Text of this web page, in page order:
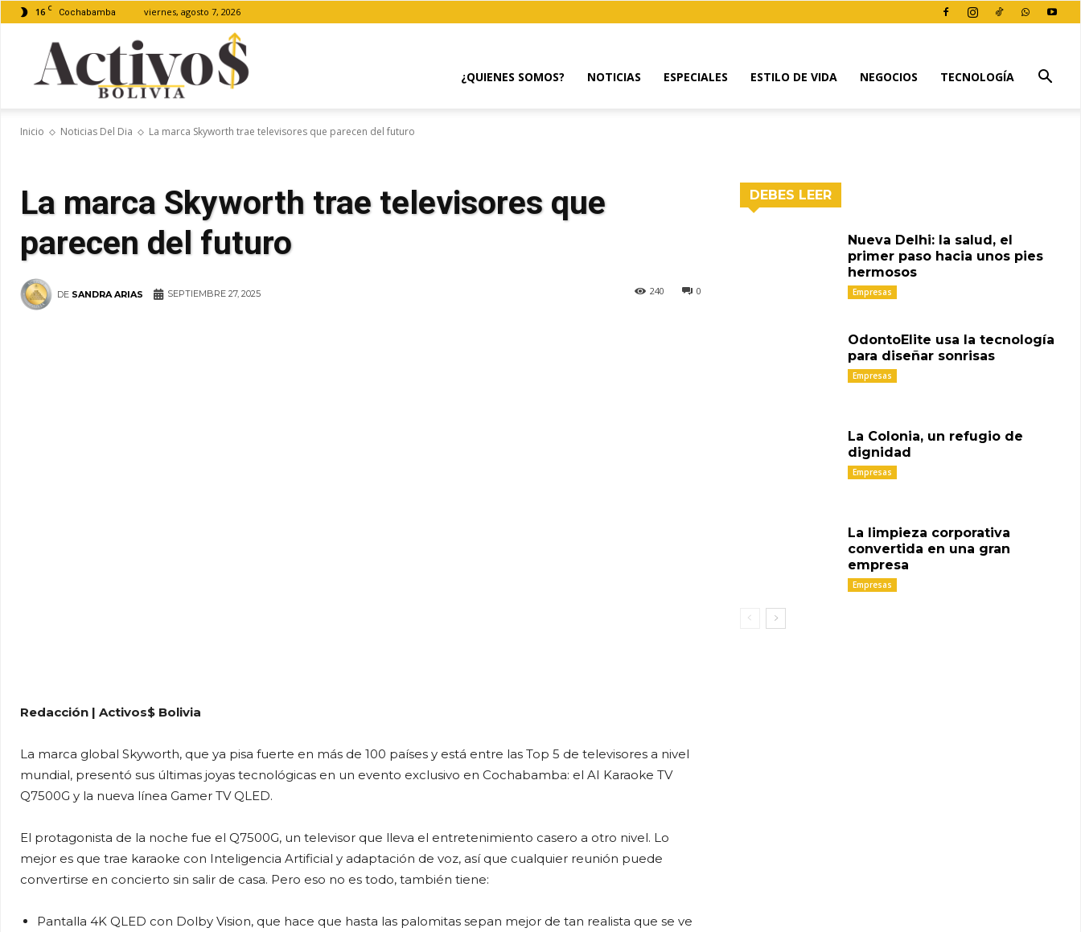
16 C Cochabamba viernes, agosto 7, 2026
¿QUIENES SOMOS? NOTICIAS ESPECIALES ESTILO DE VIDA NEGOCIOS TECNOLOGÍA
Inicio Noticias Del Dia La marca Skyworth trae televisores que parecen del futuro
La marca Skyworth trae televisores que
parecen del futuro
DE SANDRA ARIAS 0
240
SEPTIEMBRE 27, 2025
Redacción | Activos$ Bolivia
La marca global Skyworth, que ya pisa fuerte en más de 100 países y está entre las Top 5 de televisores a nivel
mundial, presentó sus últimas joyas tecnológicas en un evento exclusivo en Cochabamba: el AI Karaoke TV
Q7500G y la nueva línea Gamer TV QLED.
El protagonista de la noche fue el Q7500G, un televisor que lleva el entretenimiento casero a otro nivel. Lo
mejor es que trae karaoke con Inteligencia Artificial y adaptación de voz, así que cualquier reunión puede
convertirse en concierto sin salir de casa. Pero eso no es todo, también tiene:
Pantalla 4K QLED con Dolby Vision, que hace que hasta las palomitas sepan mejor de tan realista que se ve
DEBES LEER
Nueva Delhi: la salud, el
primer paso hacia unos pies
hermosos
Empresas
OdontoElite usa la tecnología
para diseñar sonrisas
Empresas
La Colonia, un refugio de
dignidad
Empresas
La limpieza corporativa
convertida en una gran
empresa
Empresas